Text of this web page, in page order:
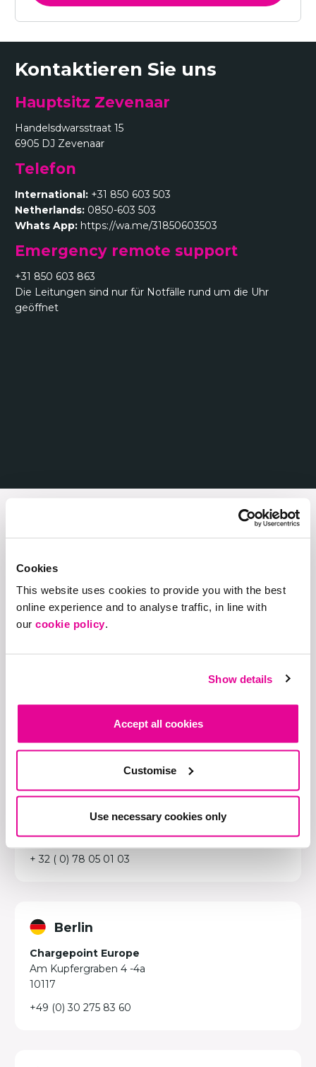
Cookies
This website uses cookies to provide you with the best
online experience and to analyse traffic, in line with
our cookie policy.
Show details
Accept all cookies
Customise
Use necessary cookies only
Kontaktieren Sie uns
Hauptsitz Zevenaar
Handelsdwarsstraat 15
6905 DJ Zevenaar
Telefon
International: +31 850 603 503
Netherlands: 0850-603 503
Whats App: https://wa.me/31850603503
Emergency remote support
+31 850 603 863
Die Leitungen sind nur für Notfälle rund um die Uhr
geöffnet
Breda
Chargepoint Europe
Belgium
Chargepoint Europe
TIO3 building,
Delghuststraat,
60 9600 Ronse
+ 32 ( 0) 78 05 01 03
Berlin
Chargepoint Europe
Am Kupfergraben 4 -4a
10117
+49 (0) 30 275 83 60